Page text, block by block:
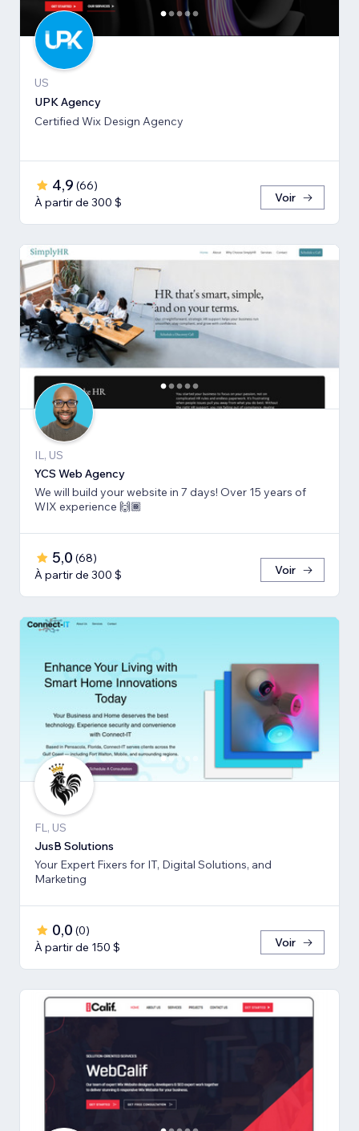
US
UPK Agency
Certified Wix Design Agency
4,9 (66)
À partir de 300 $
Voir
IL, US
YCS Web Agency
We will build your website in 7 days! Over 15 years of
WIX experience 🙌🏾
5,0 (68)
À partir de 300 $
Voir
FL, US
JusB Solutions
Your Expert Fixers for IT, Digital Solutions, and
Marketing
0,0 (0)
À partir de 150 $
Voir